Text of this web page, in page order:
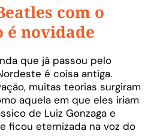
com o
é novidade
que já passou pelo
é coisa antiga.
muitas teorias surgiram
aquela em que eles iriam
de Luiz Gonzaga e
ficou eternizada na voz do